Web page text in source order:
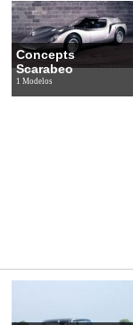
Concepts
Scarabeo
1 Modelos